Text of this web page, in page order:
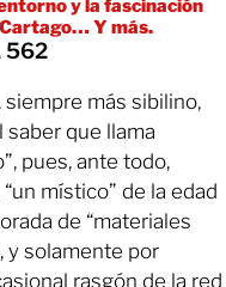
y la fascinación
Y más.
562
siempre más sibilino,
saber que llama
pues, ante todo,
“un místico” de la edad
de “materiales
y solamente por
rasgón de la red